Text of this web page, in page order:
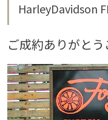
HarleyDavidson
ご成約ありがとう